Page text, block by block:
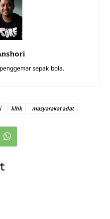
sepak bola.
klhk masyarakat adat